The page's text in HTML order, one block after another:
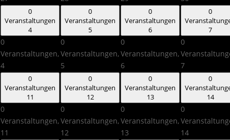
0
Veranstaltungen
4
0
Veranstaltungen,
4
0
Veranstaltungen
5
0
Veranstaltungen,
5
0
Veranstaltungen
6
0
Veranstaltungen,
6
0
7
0
7
0
Veranstaltungen
11
0
Veranstaltungen,
11
0
Veranstaltungen
12
0
Veranstaltungen,
12
0
Veranstaltungen
13
0
Veranstaltungen,
13
0
14
0
14